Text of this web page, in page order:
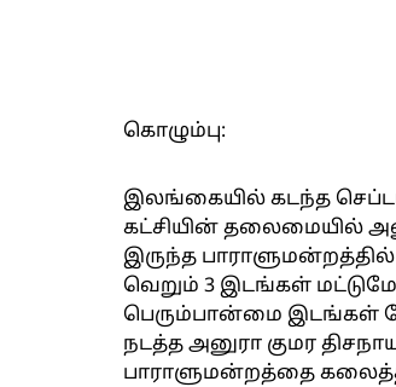
கொழும்பு:
இலங்கையில் கடந்த
கட்சியின் தலைமையில்
இருந்த பாராளுமன்றத்தில்
வெறும் 3 இடங்கள்
பெரும்பான்மை இடங்கள்
நடத்த அனுரா குமர
பாராளுமன்றத்தை